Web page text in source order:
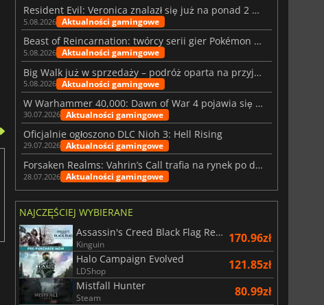
Resident Evil: Veronica znalazł się już na ponad 2 milionach list życzeń
5.08.2026 Aktualności gamingowe
Beast of Reincarnation: twórcy serii gier Pokémon wkraczają na nową ścieżkę
5.08.2026 Aktualności gamingowe
Big Walk już w sprzedaży – podróż oparta na przyjaźni
5.08.2026 Aktualności gamingowe
W Warhammer 40,000: Dawn of War 4 pojawia się frakcja Nekronów
30.07.2026 Aktualności gamingowe
Oficjalnie ogłoszono DLC Nioh 3: Hell Rising
29.07.2026 Aktualności gamingowe
Forsaken Realms: Vahrin’s Call trafia na rynek po dziesięciu latach prac
28.07.2026 Aktualności gamingowe
NAJCZĘŚCIEJ WYBIERANE
Assassin's Creed Black Flag Resynced
Kinguin 170.96zł
Halo Campaign Evolved
LDShop 121.85zł
Mistfall Hunter
Steam 80.99zł